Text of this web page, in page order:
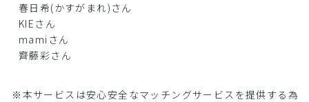
春日希(かすがまれ)さん
KIEさん
mamiさん
齊藤彩さん
※本サービスは安心安全なマッチングサービスを提供する為